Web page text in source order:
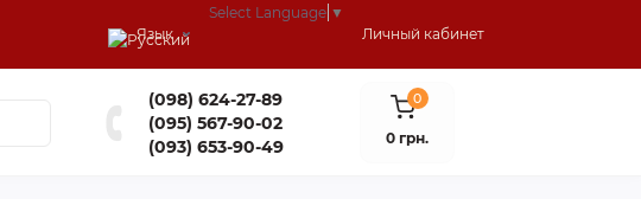
Язык
Select Language ▼
Личный кабинет
(098) 624-27-89
(095) 567-90-02
(093) 653-90-49
0
0 грн.